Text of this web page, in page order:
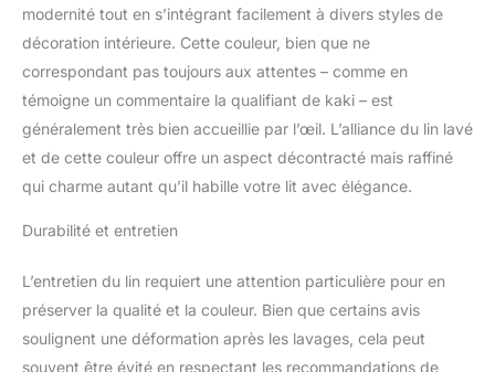
finition rabat. Entretien :
Lavable en machine à
40°, passe au sèche-
linge. Plus besoin de
repassage, le charme du
lin lavé repose sur son
style naturellement
froissé et gagne en
douceur au fil des
française de linge de
maison au savoir-faire
reconnu. Les produits
répondent à trois
modernité tout en s’intégrant facilement à divers styles de
décoration intérieure. Cette couleur, bien que ne
correspondant pas toujours aux attentes – comme en
témoigne un commentaire la qualifiant de kaki – est
généralement très bien accueillie par l’œil. L’alliance du lin lavé
et de cette couleur offre un aspect décontracté mais raffiné
qui charme autant qu’il habille votre lit avec élégance.
Durabilité et entretien
L’entretien du lin requiert une attention particulière pour en
préserver la qualité et la couleur. Bien que certains avis
soulignent une déformation après les lavages, cela peut
souvent être évité en respectant les recommandations de